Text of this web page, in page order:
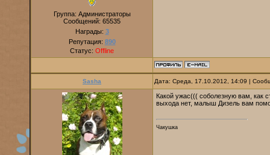
Группа: Администраторы
Сообщений: 65535
Награды: 3
Репутация: 890
Статус: Offline
Sasha Дата: Среда, 17.10.2012, 14:09 |
Какой ужас((( соболезную вам, как
выхода нет, малыш Дизель вам
Чакушка